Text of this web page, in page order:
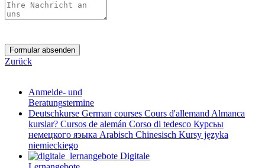
Formular absenden
Zurück
Anmelde- und
Beratungstermine
Deutschkurse German courses Cours d'allemand Almanca
kurslar? Cursos de alemán Corso di tedesco Курсьы
немецкого яэыка Arabisch Chinesisch Kursy języka
niemieckiego
Digitale